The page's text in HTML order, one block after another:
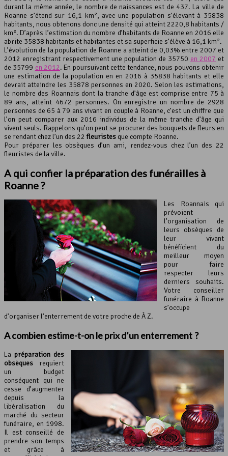
Leaflet, ©OpenStreetMapcontributeurs
durant la même année, le nombre de naissances est de 437. La ville de
Roanne s’étend sur 16,1 km², avec une population s’élevant à 35838
habitants, nous obtenons donc une densité qui atteint 2220,8 habitants /
km². D’après l’estimation du nombre d’habitants de Roanne en 2016 elle
abrite 35838 habitants et habitantes et sa superficie s’élève à 16,1 km².
L’évolution de la population de Roanne a atteint de 0,03% entre 2007 et
2012 enregistrant respectivement une population de 35750 en 2007 et
de 35799 en 2012. En poursuivant cette tendance, nous pouvons obtenir
une estimation de la population en en 2016 à 35838 habitants et elle
devrait atteindre les 35878 personnes en 2020. Selon les estimations,
le nombre des Roannais dont la tranche d’âge est comprise entre 75 à
89 ans, atteint 4672 personnes. On enregistre un nombre de 2928
personnes de 65 à 79 ans vivant en couple à Roanne, c’est un chiffre que
l’on peut comparer aux 2016 individus de la même tranche d’âge qui
vivent seuls. Rappelons qu’on peut se procurer des bouquets de fleurs en
se rendant chez l’un des 22fleuristes que compte Roanne.
Pour préparer les obsèques d’un ami, rendez-vous chez l’un des 22
fleuristes de la ville.
A qui confier la préparation des funérailles à
Roanne ?
Les Roannais qui
prévoient
l’organisation de
leurs obsèques de
leur vivant
bénéficient du
meilleur moyen
pour faire
respecter leurs
derniers souhaits.
Votre conseiller
funéraire à Roanne
s’occupe
d’organiser l’enterrement de votre proche de À Z.
A combien estime-t-on le prix d’un enterrement ?
La préparation des
obsèques requiert
un budget
conséquent qui ne
cesse d’augmenter
depuis la
libéralisation du
marché du secteur
funéraire, en 1998.
Il est conseillé de
prendre son temps
et grâce à